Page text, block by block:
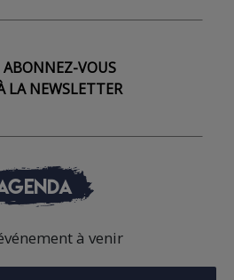
ABONNEZ-VOUS
LA NEWSLETTER
à venir